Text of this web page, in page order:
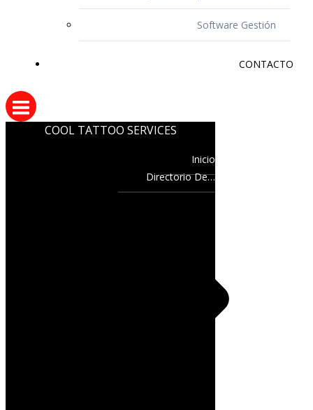
Software Gestión
CONTACTO
COOL TATTOO SERVICES
Inicio
Directorio De…